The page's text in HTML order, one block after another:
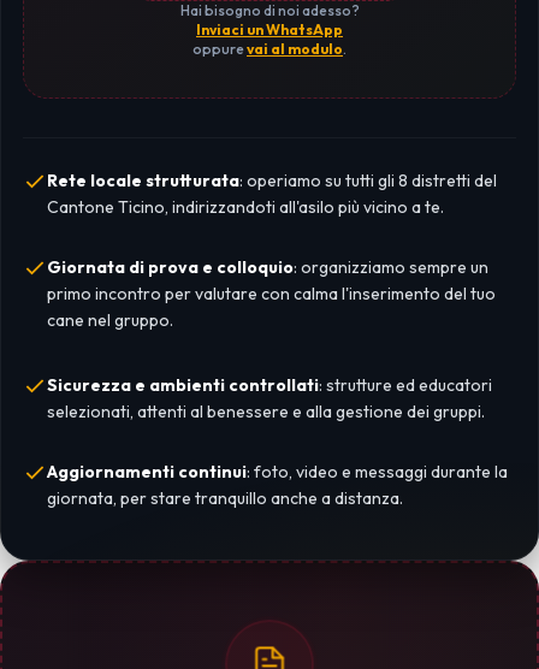
Hai bisogno di noi adesso?
Inviaci un WhatsApp
oppurevai al modulo.
Rete locale strutturata: operiamo su tutti gli 8 distretti del
Cantone Ticino, indirizzandoti all'asilo più vicino a te.
Giornata di prova e colloquio: organizziamo sempre un
primo incontro per valutare con calma l'inserimento del tuo
cane nel gruppo.
Sicurezza e ambienti controllati: strutture ed educatori
selezionati, attenti al benessere e alla gestione dei gruppi.
Aggiornamenti continui: foto, video e messaggi durante la
giornata, per stare tranquillo anche a distanza.